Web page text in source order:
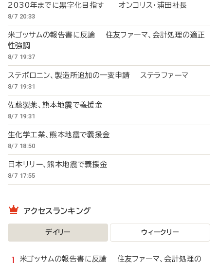
2030年までに黒字化目指す オンコリス・浦田社長
8/7 20:33
米ゴッサムの報告書に反論 住友ファーマ、会計処理の適正
性強調
8/7 19:37
ステボロニン、製造所追加の一変申請 ステラファーマ
8/7 19:31
佐藤製薬、熊本地震で義援金
8/7 19:31
生化学工業、熊本地震で義援金
8/7 18:50
日本リリー、熊本地震で義援金
8/7 17:55
アクセスランキング
デイリー ウィークリー
米ゴッサムの報告書に反論 住友ファーマ、会計処理の